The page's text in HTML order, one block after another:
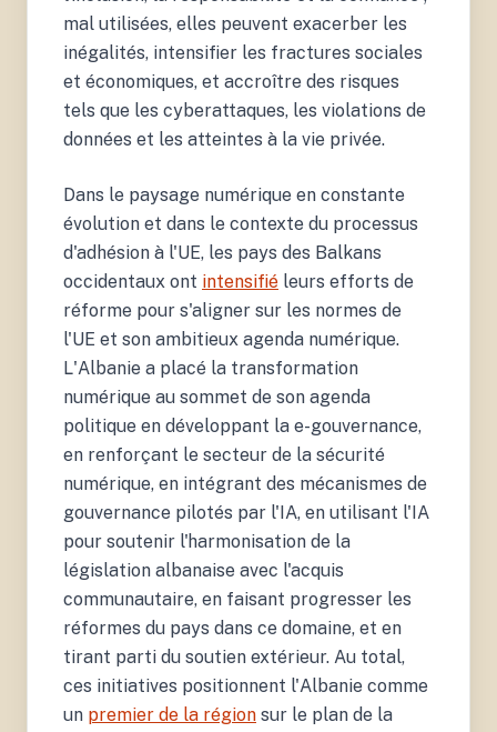
mal utilisées, elles peuvent exacerber les
inégalités, intensifier les fractures sociales
et économiques, et accroître des risques
tels que les cyberattaques, les violations de
données et les atteintes à la vie privée.
Dans le paysage numérique en constante
évolution et dans le contexte du processus
d'adhésion à l'UE, les pays des Balkans
occidentaux ont intensifié leurs efforts de
réforme pour s'aligner sur les normes de
l'UE et son ambitieux agenda numérique.
L'Albanie a placé la transformation
numérique au sommet de son agenda
politique en développant la e-gouvernance,
en renforçant le secteur de la sécurité
numérique, en intégrant des mécanismes de
gouvernance pilotés par l'IA, en utilisant l'IA
pour soutenir l'harmonisation de la
législation albanaise avec l'acquis
communautaire, en faisant progresser les
réformes du pays dans ce domaine, et en
tirant parti du soutien extérieur. Au total,
ces initiatives positionnent l'Albanie comme
un premier de la région sur le plan de la